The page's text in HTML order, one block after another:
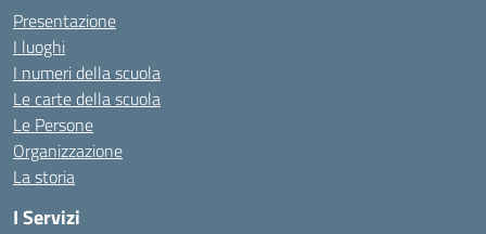
Presentazione
I luoghi
I numeri della scuola
Le carte della scuola
Le Persone
Organizzazione
La storia
I Servizi